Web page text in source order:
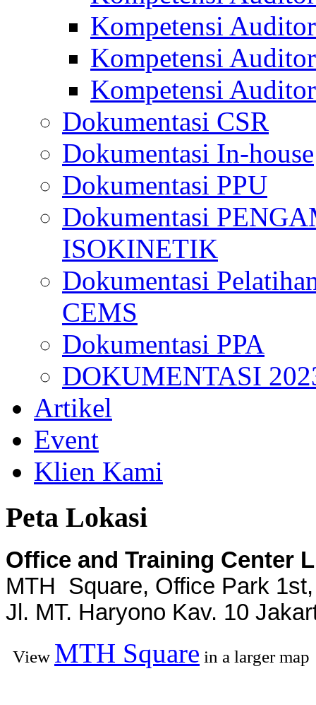
Kompetensi
Kompetensi
Kompetensi
Dokumentasi CSR
Dokumentasi In-house
Dokumentasi PPU
Dokumentasi
ISOKINETIK
Dokumentasi
CEMS
Dokumentasi PPA
DOKUMENTASI
Artikel
Event
Klien Kami
Peta Lokasi
Office and Training Center
MTH Square, Office Park
Jl. MT. Haryono Kav. 10
View MTH Square in a larger map